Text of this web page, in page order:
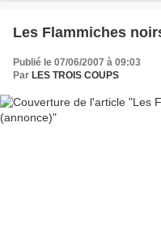
Les Flammiches
Publié le 07/06/2007 à 09:03
Par LES TROIS COUPS